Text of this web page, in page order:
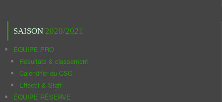
SAISON 2020/2021
ÉQUIPE PRO
Résultats & classement
Calendrier du CSC
Effectif & Staff
ÉQUIPE RÉSERVE